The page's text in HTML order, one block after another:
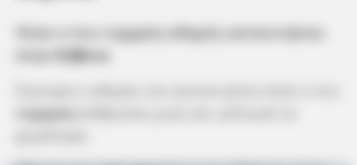
Ήταν ο πιο τυχερός οδηγός αυτοκινήτου
Εύβοια
τυχερός